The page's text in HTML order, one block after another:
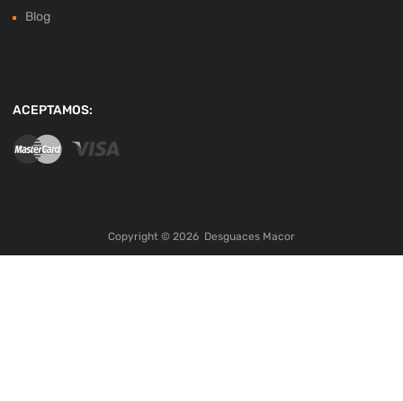
Blog
ACEPTAMOS:
Copyright © 2026 Desguaces Macor